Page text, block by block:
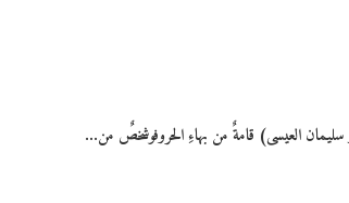
سليمان العيسى) قامةٌ من بهاءِ الحروفوشخصٌ من…